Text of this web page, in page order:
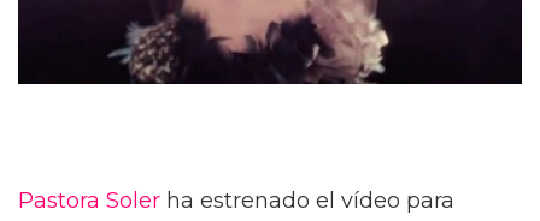
Pastora Soler ha estrenado el vídeo para